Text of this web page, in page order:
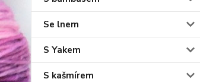
Se lnem
S Yakem
S kašmírem